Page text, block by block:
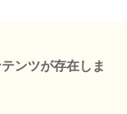
ンツが存在しま